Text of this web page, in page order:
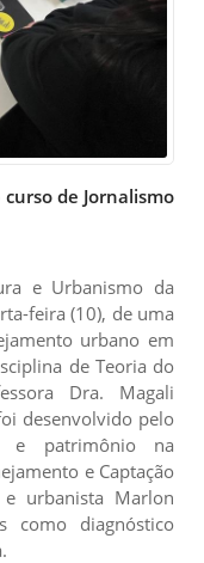
de Jornalismo
e Urbanismo da
feira (10), de uma
urbano em
de Teoria do
Dra. Magali
desenvolvido pelo
e patrimônio na
e Captação
urbanista Marlon
como diagnóstico